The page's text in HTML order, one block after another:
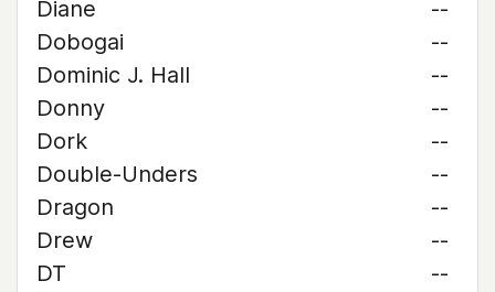
Diane
--
Dobogai
--
Dominic J. Hall
--
Donny
--
Dork
--
Double-Unders
--
Dragon
--
Drew
--
DT
--